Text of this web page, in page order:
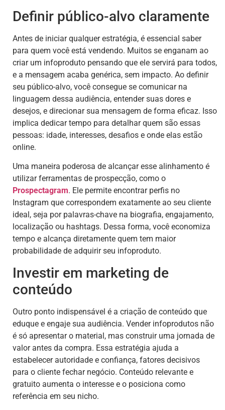
Definir público-alvo claramente
Antes de iniciar qualquer estratégia, é essencial saber
para quem você está vendendo. Muitos se enganam ao
criar um infoproduto pensando que ele servirá para todos,
e a mensagem acaba genérica, sem impacto. Ao definir
seu público-alvo, você consegue se comunicar na
linguagem dessa audiência, entender suas dores e
desejos, e direcionar sua mensagem de forma eficaz. Isso
implica dedicar tempo para detalhar quem são essas
pessoas: idade, interesses, desafios e onde elas estão
online.
Uma maneira poderosa de alcançar esse alinhamento é
utilizar ferramentas de prospecção, como o
Prospectagram. Ele permite encontrar perfis no
Instagram que correspondem exatamente ao seu cliente
ideal, seja por palavras-chave na biografia, engajamento,
localização ou hashtags. Dessa forma, você economiza
tempo e alcança diretamente quem tem maior
probabilidade de adquirir seu infoproduto.
Investir em marketing de
conteúdo
Outro ponto indispensável é a criação de conteúdo que
eduque e engaje sua audiência. Vender infoprodutos não
é só apresentar o material, mas construir uma jornada de
valor antes da compra. Essa estratégia ajuda a
estabelecer autoridade e confiança, fatores decisivos
para o cliente fechar negócio. Conteúdo relevante e
gratuito aumenta o interesse e o posiciona como
referência em seu nicho.